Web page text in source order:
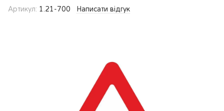
Артикул: 1.21-700 Написати відгук